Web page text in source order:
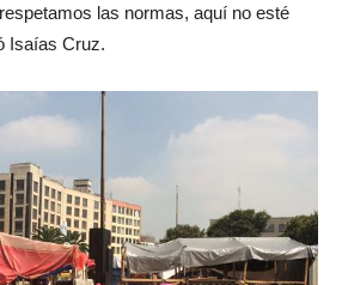
las normas, aquí no esté
Isaías Cruz.